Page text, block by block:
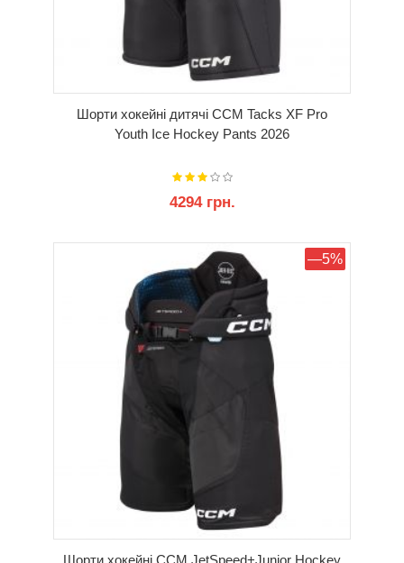
Шорти хокейні дитячі CCM Tacks XF Pro
Youth Ice Hockey Pants 2026
4294 грн.
КУПИТИ —5%
Шорти хокейні CCM JetSpeed+Junior Hockey